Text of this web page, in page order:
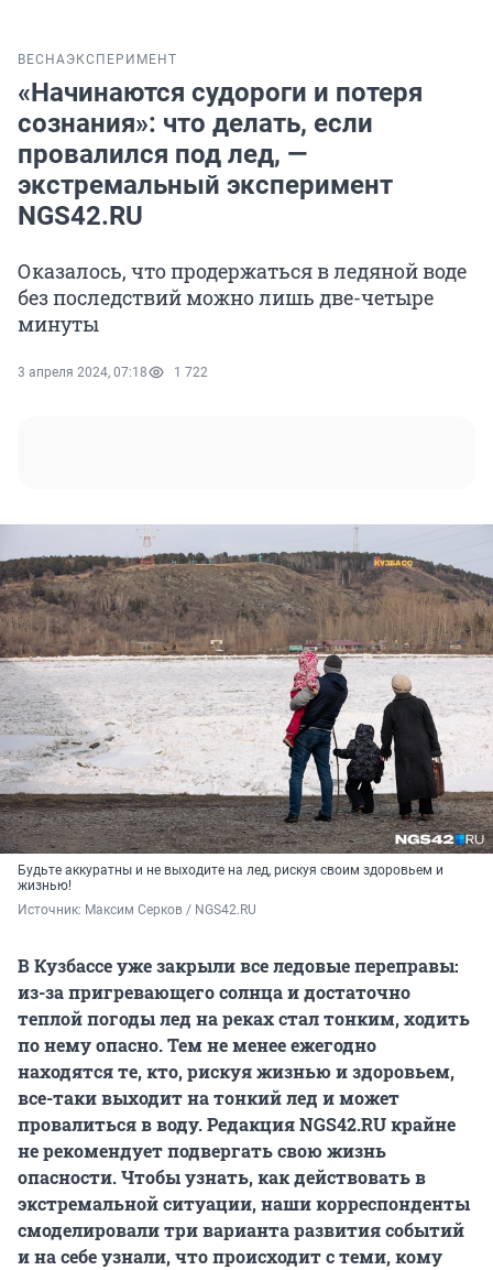
ВЕСНАЭКСПЕРИМЕНТ
«Начинаются судороги и потеря
сознания»: что делать, если
провалился под лед, —
экстремальный эксперимент
NGS42.RU
Оказалось, что продержаться в ледяной воде
без последствий можно лишь две-четыре
минуты
3 апреля 2024, 07:18 1 722
Будьте аккуратны и не выходите на лед, рискуя своим здоровьем и
жизнью!
Источник: Максим Серков / NGS42.RU
В Кузбассе уже закрыли все ледовые переправы:
из-за пригревающего солнца и достаточно
теплой погоды лед на реках стал тонким, ходить
по нему опасно. Тем не менее ежегодно
находятся те, кто, рискуя жизнью и здоровьем,
все-таки выходит на тонкий лед и может
провалиться в воду. Редакция NGS42.RU крайне
не рекомендует подвергать свою жизнь
опасности. Чтобы узнать, как действовать в
экстремальной ситуации, наши корреспонденты
смоделировали три варианта развития событий
и на себе узнали, что происходит с теми, кому